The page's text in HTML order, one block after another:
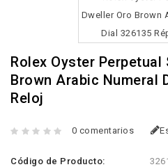
Rolex Oyster Perpetual
Brown Arabic Numeral
Reloj
0 comentarios
Código de Producto: